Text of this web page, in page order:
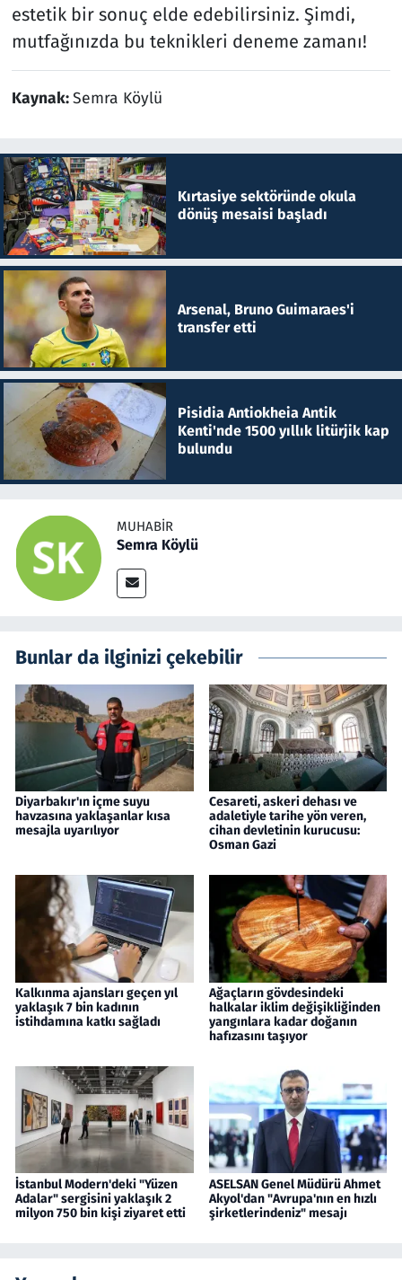
estetik bir sonuç elde edebilirsiniz. Şimdi,
mutfağınızda bu teknikleri deneme zamanı!
Kaynak:Semra Köylü
Kırtasiye sektöründe okula
dönüş mesaisi başladı
Arsenal, Bruno Guimaraes'i
transfer etti
Pisidia Antiokheia Antik
Kenti'nde 1500 yıllık litürjik kap
bulundu
MUHABIR
Semra Köylü
Bunlar da ilginizi çekebilir
Diyarbakır'ın içme suyu
havzasına yaklaşanlar kısa
mesajla uyarılıyor
Cesareti, askeri dehası ve
adaletiyle tarihe yön veren,
cihan devletinin kurucusu:
Osman Gazi
Kalkınma ajansları geçen yıl
yaklaşık 7 bin kadının
istihdamına katkı sağladı
Ağaçların gövdesindeki
halkalar iklim değişikliğinden
yangınlara kadar doğanın
hafızasını taşıyor
İstanbul Modern'deki "Yüzen
Adalar" sergisini yaklaşık 2
milyon 750 bin kişi ziyaret etti
ASELSAN Genel Müdürü Ahmet
Akyol'dan "Avrupa'nın en hızlı
şirketlerindeniz" mesajı